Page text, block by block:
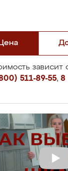
зависит
511-89-55, 8